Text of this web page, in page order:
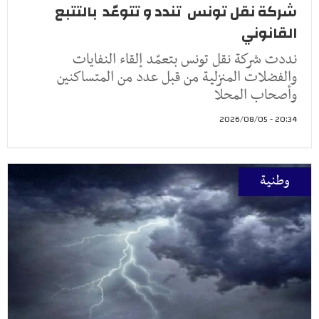
شركة نقل تونس تندد و تتوعّد بالتتبع
القانوني
نددت شركة نقل تونس بتعمّد إلقاء النفايات
والفضلات المنزلية من قبل عدد من المتساكنين
وأصحاب المحلا
20:34 - 2026/08/05
وطنية